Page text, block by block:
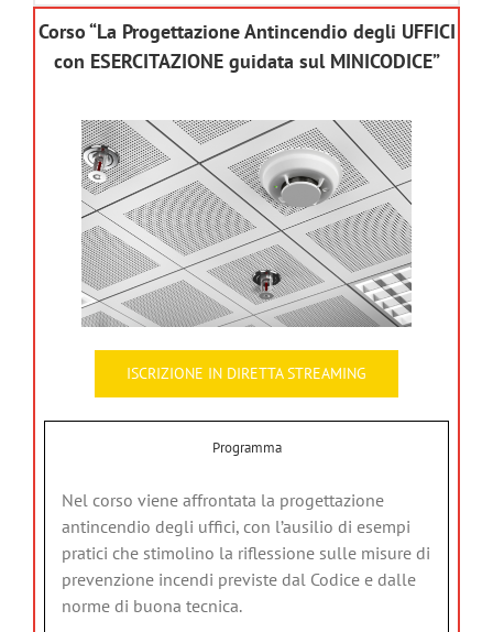
Corso “La Progettazione Antincendio degli UFFICI
con ESERCITAZIONE guidata sul MINICODICE”
ISCRIZIONE IN DIRETTA STREAMING
Programma
Nel corso viene affrontata la progettazione
antincendio degli uffici, con l’ausilio di esempi
pratici che stimolino la riflessione sulle misure di
prevenzione incendi previste dal Codice e dalle
norme di buona tecnica.